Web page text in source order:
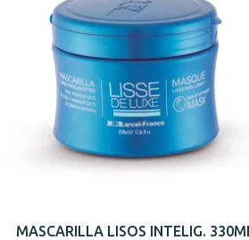
MASCARILLA LISOS INTELIG.